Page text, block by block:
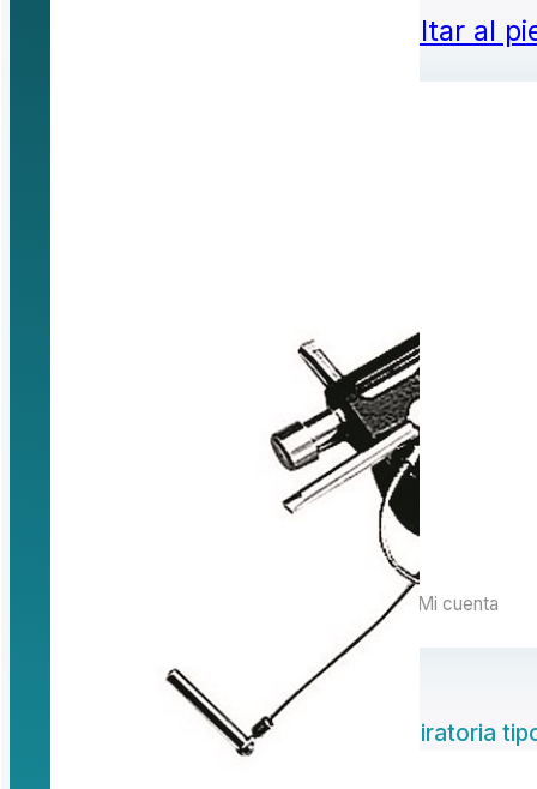
Saltar al
Mi cuenta
Accesorios/Avenger Pinza giratoria